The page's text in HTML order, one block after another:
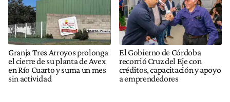
Granja Tres Arroyos prolonga
el cierre de su planta de Avex
en Río Cuarto y suma un mes
sin actividad
El Gobierno de Córdoba
recorrió Cruz del Eje con
créditos, capacitación y apoyo
a emprendedores